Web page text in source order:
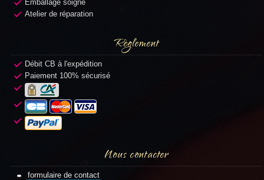
Emballage soigné
Atelier de réparation
Règlement
Débit CB à l'expédition
Paiement 100% sécurisé
Nous contacter
formulaire de contact